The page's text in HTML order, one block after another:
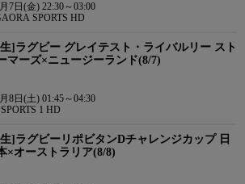
7日(金) 22:30～03:00
SPORTS HD
]ラグビー グレイテスト・ライバルリー スト
マーズ×ニュージーランド(8/7)
8日(土) 01:45～04:30
1 HD
]ラグビーリポビタンDチャレンジカップ 日
×オーストラリア(8/8)